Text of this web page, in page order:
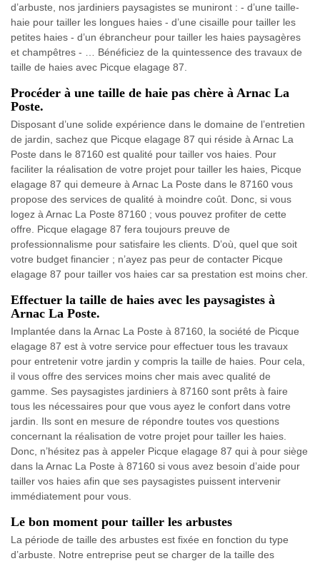
d’arbuste, nos jardiniers paysagistes se muniront : - d’une taille-
haie pour tailler les longues haies - d’une cisaille pour tailler les
petites haies - d’un ébrancheur pour tailler les haies paysagères
et champêtres - … Bénéficiez de la quintessence des travaux de
taille de haies avec Picque elagage 87.
Procéder à une taille de haie pas chère à Arnac La
Poste.
Disposant d’une solide expérience dans le domaine de l’entretien
de jardin, sachez que Picque elagage 87 qui réside à Arnac La
Poste dans le 87160 est qualité pour tailler vos haies. Pour
faciliter la réalisation de votre projet pour tailler les haies, Picque
elagage 87 qui demeure à Arnac La Poste dans le 87160 vous
propose des services de qualité à moindre coût. Donc, si vous
logez à Arnac La Poste 87160 ; vous pouvez profiter de cette
offre. Picque elagage 87 fera toujours preuve de
professionnalisme pour satisfaire les clients. D’où, quel que soit
votre budget financier ; n’ayez pas peur de contacter Picque
elagage 87 pour tailler vos haies car sa prestation est moins cher.
Effectuer la taille de haies avec les paysagistes à
Arnac La Poste.
Implantée dans la Arnac La Poste à 87160, la société de Picque
elagage 87 est à votre service pour effectuer tous les travaux
pour entretenir votre jardin y compris la taille de haies. Pour cela,
il vous offre des services moins cher mais avec qualité de
gamme. Ses paysagistes jardiniers à 87160 sont prêts à faire
tous les nécessaires pour que vous ayez le confort dans votre
jardin. Ils sont en mesure de répondre toutes vos questions
concernant la réalisation de votre projet pour tailler les haies.
Donc, n’hésitez pas à appeler Picque elagage 87 qui à pour siège
dans la Arnac La Poste à 87160 si vous avez besoin d’aide pour
tailler vos haies afin que ses paysagistes puissent intervenir
immédiatement pour vous.
Le bon moment pour tailler les arbustes
La période de taille des arbustes est fixée en fonction du type
d’arbuste. Notre entreprise peut se charger de la taille des